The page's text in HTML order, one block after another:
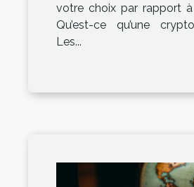
votre choix par rapport
Qu’est-ce qu’une
Les...